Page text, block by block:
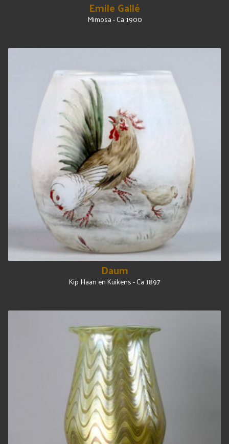
Emile Gallé
Mimosa - Ca 1900
Daum
Kip Haan en Kuikens - Ca 1897